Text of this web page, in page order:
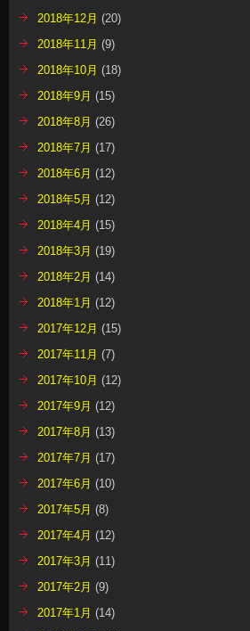
2018年12月 (20)
2018年11月 (9)
2018年10月 (18)
2018年9月 (15)
2018年8月 (26)
2018年7月 (17)
2018年6月 (12)
2018年5月 (12)
2018年4月 (15)
2018年3月 (19)
2018年2月 (14)
2018年1月 (12)
2017年12月 (15)
2017年11月 (7)
2017年10月 (12)
2017年9月 (12)
2017年8月 (13)
2017年7月 (17)
2017年6月 (10)
2017年5月 (8)
2017年4月 (12)
2017年3月 (11)
2017年2月 (9)
2017年1月 (14)